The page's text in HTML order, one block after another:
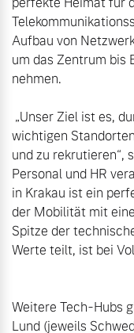
Aufbau von
um das Zentrum bis
nehmen.
wichtigen
und zu rekrutieren“,
Personal und HR
in Krakau ist ein
der Mobilität mit
Spitze der
Werte teilt, ist bei
Weitere Tech-Hubs
Lund (jeweils